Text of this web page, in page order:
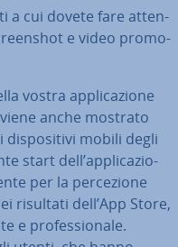
a cui dovete fare at­ten­
e video pro­mo­
vostra ap­pli­ca­zio­ne
anche mostrato
di­spo­si­ti­vi mobili degli
start dell’ap­pli­ca­zio­
per la per­ce­zio­ne
risultati dell’App Store,
e pro­fes­sio­na­le.